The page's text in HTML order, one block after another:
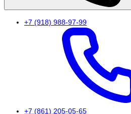
+7 (918) 988-97-99
+7 (861) 205-05-65